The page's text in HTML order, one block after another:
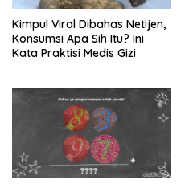
Kimpul Viral Dibahas Netijen,
Konsumsi Apa Sih Itu? Ini
Kata Praktisi Medis Gizi